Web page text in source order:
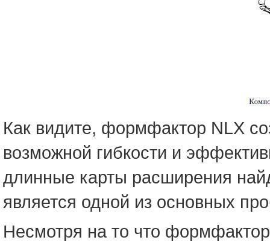
Как видите, формфактор NLX
возможной гибкости и
длинные карты расширения
является одной из основных
Несмотря на то что